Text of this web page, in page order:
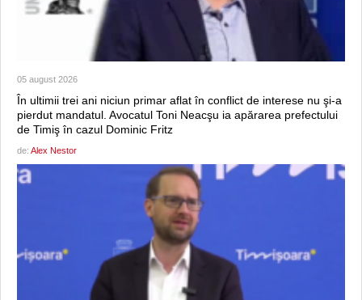
05 august 2026
În ultimii trei ani niciun primar aflat în conflict de interese nu şi-a
pierdut mandatul. Avocatul Toni Neacşu ia apărarea prefectului
de Timiş în cazul Dominic Fritz
de: Alex Nestor